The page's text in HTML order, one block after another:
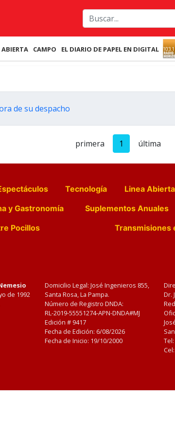
ABIERTA CAMPO EL DIARIO DE PAPEL EN DIGITAL
de su despacho
primera 1 última
Tecnología Linea Abierta
y Gastronomía Suplementos Anuales
Pocillos Transmisiones
de 1992
Domicilio Legal: José Ingenieros 855,
Santa Rosa, La Pampa.
Número de Registro DNDA:
RL-2019-55551274-APN-DNDA#MJ
Edición # 9417
Fecha de Edición: 6/08/2026
Fecha de Inicio: 19/10/2000
Dr.